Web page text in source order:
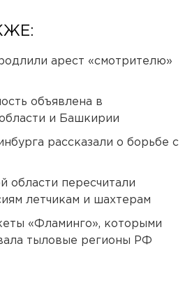
арест «смотрителю»
объявлена в
и Башкирии
рассказали о борьбе с
области пересчитали
летчикам и шахтерам
«Фламинго», которыми
тыловые регионы РФ